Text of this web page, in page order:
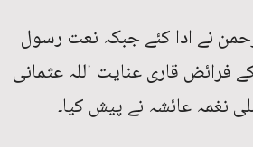
نے ادا کئے جبکہ نعت رسول
قاری عنایت اللہ عثمانی
نغمہ عائشہ نے پیش کیا۔